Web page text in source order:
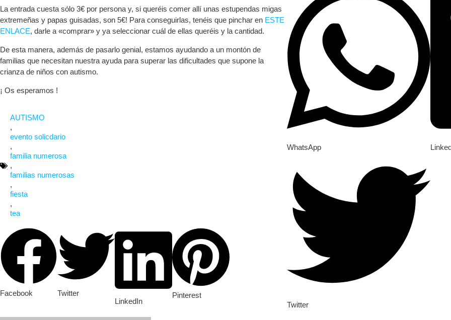
La entrada cuesta sólo 3€ por persona y, si queréis comer allí unas estupendas migas
extremeñas y papas guisadas, son 5€! Para conseguirlas, tenéis que pinchar en ESTE
ENLACE, darle a «comprar» y ya seleccionar cuál de ellas queréis y la cantidad.
De esta manera, además de pasarlo genial, estamos ayudando a un montón de
familias que necesitan nuestra ayuda para superar las dificultades que supone la
crianza de niños con autismo.
¡ Os esperamos !
AUTISMO
,
evento solicdario
,
familia numerosa
,
familias numerosas
,
fiesta
,
tea
Facebook
Twitter
LinkedIn
Pinterest
WhatsApp
Twitter